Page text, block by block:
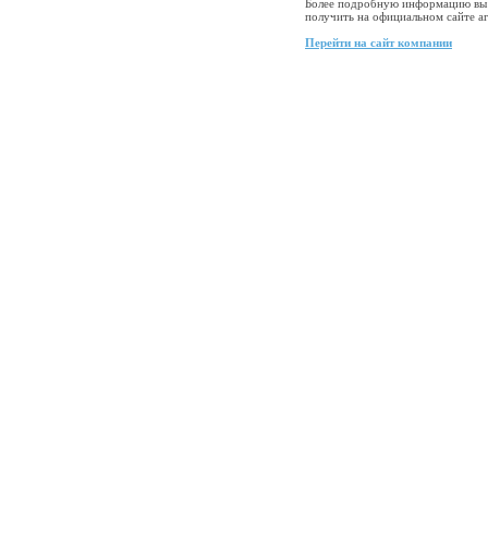
Более подробную информацию вы
получить на официальном сайте
Перейти на сайт компании